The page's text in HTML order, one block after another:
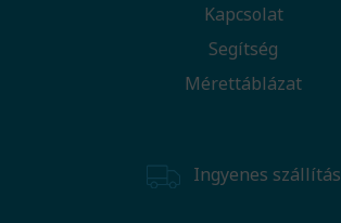
Kapcsolat
Segítség
Mérettáblázat
Ingyenes szállítás